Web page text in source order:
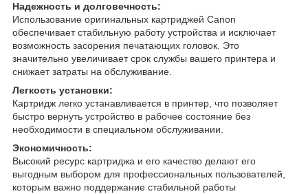
Надежность и долговечность:
Использование оригинальных картриджей Canon
обеспечивает стабильную работу устройства и исключает
возможность засорения печатающих головок. Это
значительно увеличивает срок службы вашего принтера и
снижает затраты на обслуживание.
Легкость установки:
Картридж легко устанавливается в принтер, что позволяет
быстро вернуть устройство в рабочее состояние без
необходимости в специальном обслуживании.
Экономичность:
Высокий ресурс картриджа и его качество делают его
выгодным выбором для профессиональных пользователей,
которым важно поддержание стабильной работы